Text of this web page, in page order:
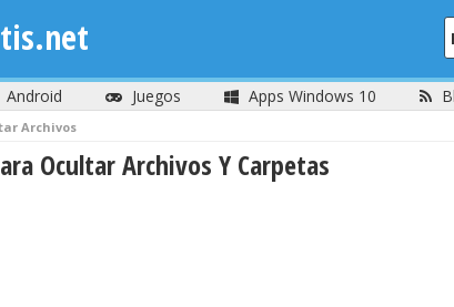
Android Juegos Apps Windows 10
Archivos
Ocultar Archivos Y Carpetas